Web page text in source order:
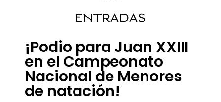
ENTRADAS
¡Podio para Juan XXIII
en el Campeonato
Nacional de Menores
de natación!